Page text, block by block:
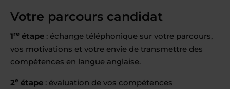
Votre parcours candidat
1re étape : échange téléphonique sur votre parcours,
vos motivations et votre envie de transmettre des
compétences en langue anglaise.
2e étape : évaluation de vos compétences